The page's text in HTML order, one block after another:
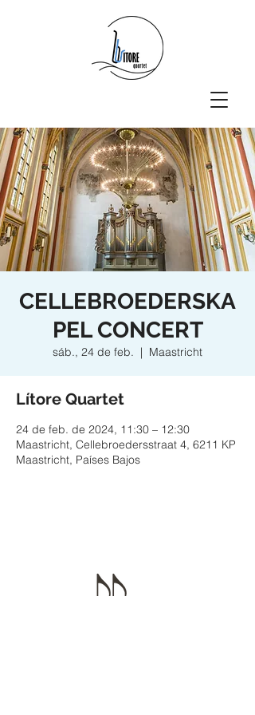
CELLEBROEDERSKA
PEL CONCERT
sáb., 24 de feb.
  |
Maastricht
Lítore Quartet
24 de feb. de 2024, 11:30 – 12:30
Maastricht, Cellebroedersstraat 4, 6211 KP
Maastricht, Países Bajos